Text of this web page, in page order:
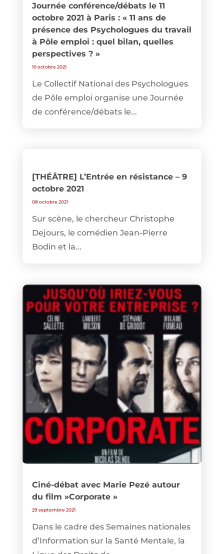
Journée conférence/débats le 11
octobre 2021 à Paris : « 11 ans de
présence des Psychologues du travail
à Pôle emploi : quel bilan, quelles
perspectives ? »
10 octobre 2021
Le Collectif National des Psychologues
de Pôle emploi organise une Journée
de conférence/débats le...
[THÉÂTRE] L’Entrée en résistance – 9
octobre 2021
08 octobre 2021
Sur scène, le chercheur Christophe
Dejours, le comédien Jean-Pierre
Bodin et la...
Ciné-débat avec Marie Pezé autour
du film »Corporate »
29 septembre 2021
Dans le cadre des Semaines nationales
d’Information sur la Santé Mentale, la